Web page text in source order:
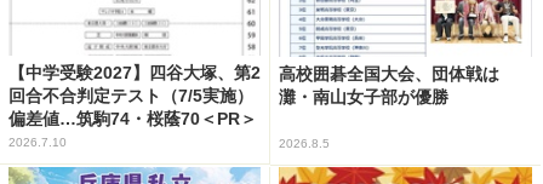
【中学受験2027】四谷大塚、第2
回合不合判定テスト（7/5実施）
偏差値…筑駒74・桜蔭70＜PR＞
2026.7.10
高校囲碁全国大会、団体戦は
灘・南山女子部が優勝
2026.8.5